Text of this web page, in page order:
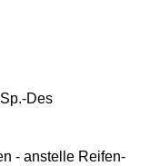
Des
- anstelle Reifen-